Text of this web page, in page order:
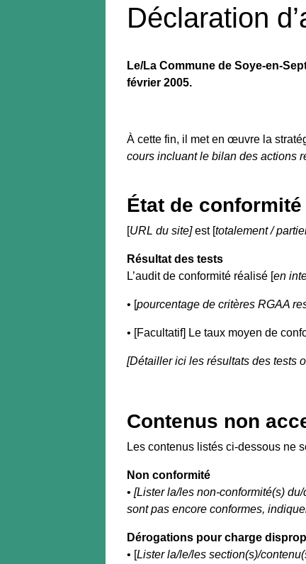
Déclaration
Le/La Commune de Soye-en-
février 2005.
À cette fin, il met en œuvre la
cours incluant le bilan des actions
État de conformité
[URL du site]est [totalement /
Résultat des tests
L’audit de conformité réalisé [en
• [pourcentage de critères RGAA
• [Facultatif] Le taux moyen de
[Détailler ici les résultats des tests
Contenus non
Les contenus listés ci-dessous ne
Non conformité
•[Lister la/les non-conformité(s)
sont pas encore conformes,
Dérogations pour charge
• [Lister la/le/les section(s)/